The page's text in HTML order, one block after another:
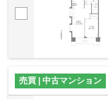
売買 | 中古マンション